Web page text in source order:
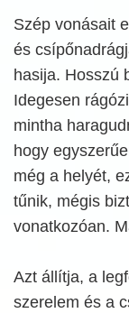
Szép vonásait
és
hasija. Hosszú
Idegesen
mintha
hogy
még a helyét,
tűnik, mégis
vonatkozóan.
Azt állítja, a
szerelem és a